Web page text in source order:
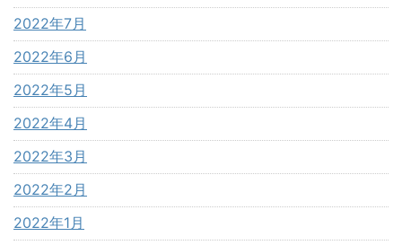
2022年7月
2022年6月
2022年5月
2022年4月
2022年3月
2022年2月
2022年1月